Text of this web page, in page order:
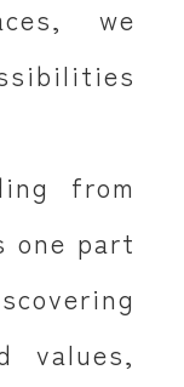
we
from
one part
values,